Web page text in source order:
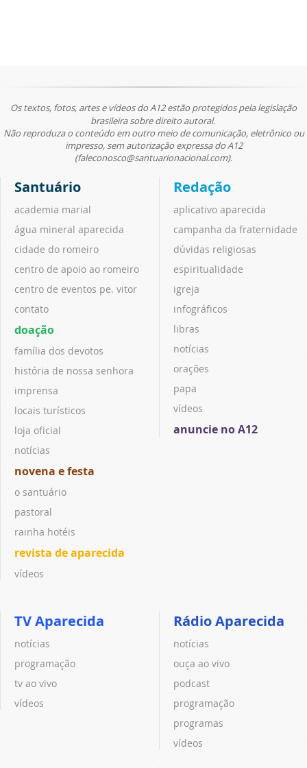
Os textos, fotos, artes e vídeos do A12 estão protegidos pela legislação
brasileira sobre direito autoral.
Não reproduza o conteúdo em outro meio de comunicação, eletrônico ou
impresso, sem autorização expressa do A12
(faleconosco@santuarionacional.com).
Santuário
academia marial
água mineral aparecida
cidade do romeiro
centro de apoio ao romeiro
centro de eventos pe. vitor
contato
doação
família dos devotos
história de nossa senhora
imprensa
locais turísticos
loja oficial
notícias
novena e festa
o santuário
pastoral
rainha hotéis
revista de aparecida
vídeos
Redação
aplicativo aparecida
campanha da fraternidade
dúvidas religiosas
espiritualidade
igreja
infográficos
libras
notícias
orações
papa
vídeos
anuncie no A12
TV Aparecida
notícias
programação
tv ao vivo
vídeos
Rádio Aparecida
notícias
ouça ao vivo
podcast
programação
programas
vídeos